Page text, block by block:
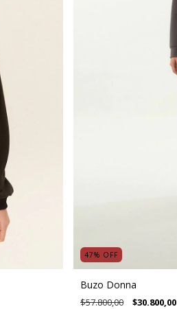
47% OFF
Buzo Donna
$57.800,00 $30.800,00